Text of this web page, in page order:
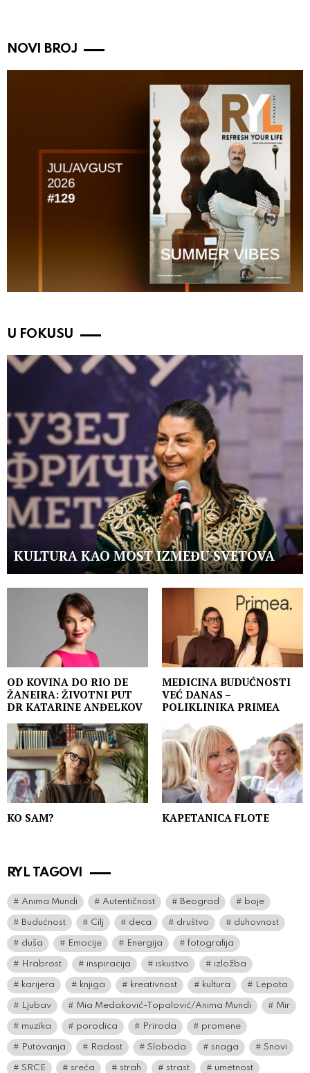
NOVI BROJ
U FOKUSU
KULTURA KAO MOST IZMEĐU SVETOVA
OD KOVINA DO RIO DE
ŽANEIRA: ŽIVOTNI PUT
DR KATARINE ANĐELKOV
MEDICINA BUDUĆNOSTI
VEĆ DANAS –
POLIKLINIKA PRIMEA
KO SAM? KAPETANICA FLOTE
RYL TAGOVI
Anima Mundi Autentičnost Beograd boje
Budućnost Cilj deca društvo duhovnost
duša Emocije Energija fotografija
Hrabrost inspiracija iskustvo izložba
karijera knjiga kreativnost kultura Lepota
Ljubav Mia Medaković-Topalović/Anima Mundi Mir
muzika porodica Priroda promene
Putovanja Radost Sloboda snaga Snovi
SRCE sreća strah strast umetnost